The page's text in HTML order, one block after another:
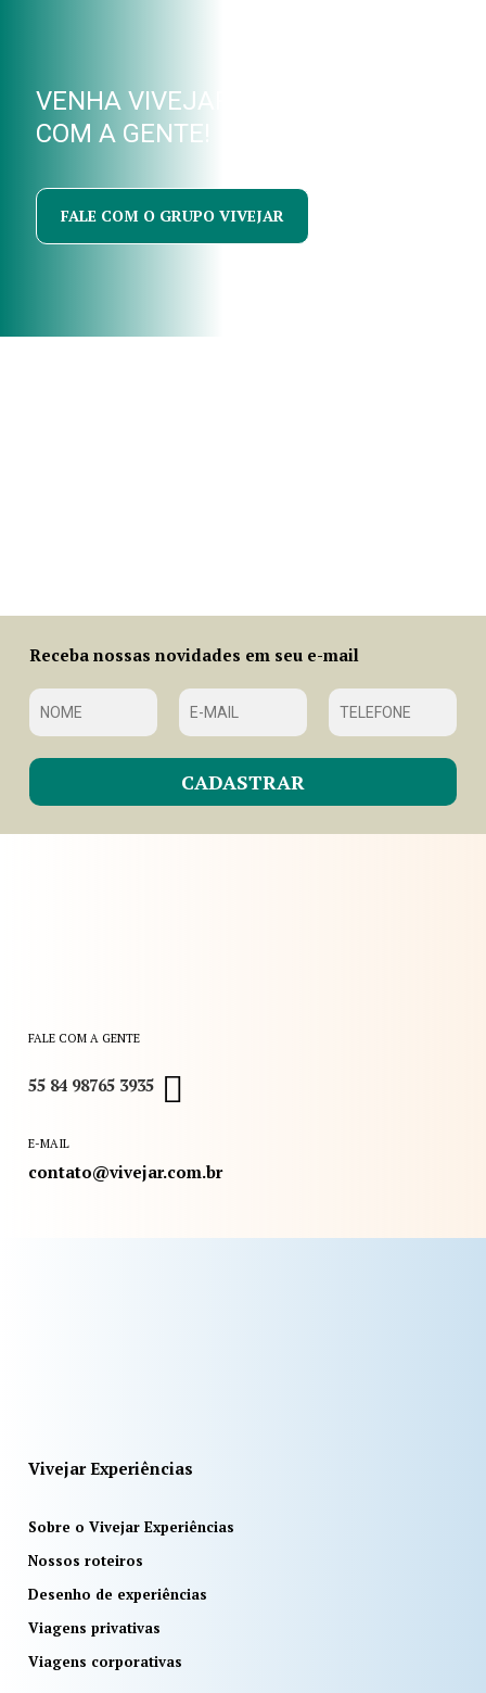
VENHA VIVEJAR
COM A GENTE!
FALE COM O GRUPO VIVEJAR
Receba nossas novidades em seu e-mail
FALE COM A GENTE
55 84 98765 3935
E-MAIL
contato@vivejar.com.br
Vivejar Experiências
Sobre o Vivejar Experiências
Nossos roteiros
Desenho de experiências
Viagens privativas
Viagens corporativas